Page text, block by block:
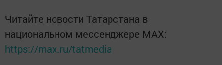
Читайте новости Татарстана в
национальном мессенджере MАХ:
https://max.ru/tatmedia